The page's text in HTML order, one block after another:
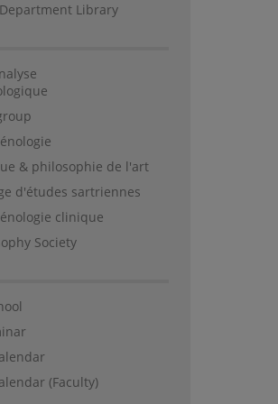
Library
& philosophie de l'art
d'études sartriennes
clinique
Society
(Faculty)